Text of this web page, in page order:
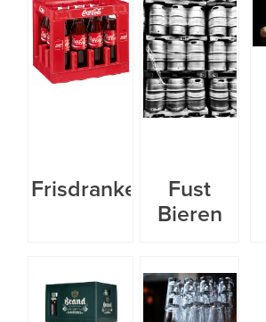
Frisdranken
Fust
Bieren